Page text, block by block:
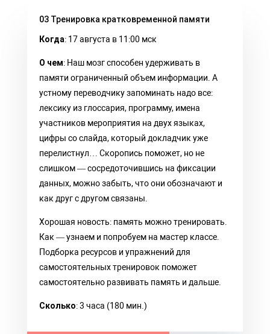
03 Тренировка кратковременной памяти
Когда: 17 августа в 11:00 мск
О чем: Наш мозг способен удерживать в
памяти ограниченный объем информации. А
устному переводчику запоминать надо все:
лексику из глоссария, программу, имена
участников мероприятия на двух языках,
цифры со слайда, который докладчик уже
перелистнул… Скоропись поможет, но не
слишком — сосредоточившись на фиксации
данных, можно забыть, что они обозначают и
как друг с другом связаны.
Хорошая новость: память можно тренировать.
Как — узнаем и попробуем на мастер классе.
Подборка ресурсов и упражнений для
самостоятельных тренировок поможет
самостоятельно развивать память и дальше.
Сколько: 3 часа (180 мин.)